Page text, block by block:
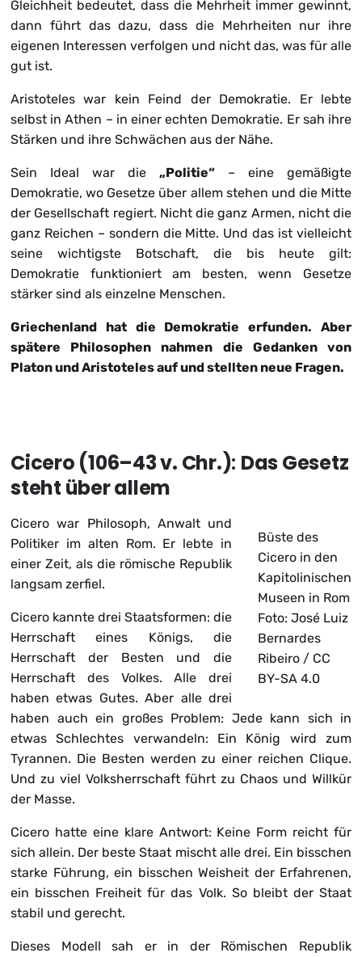
Gleichheit bedeutet, dass die Mehrheit immer gewinnt,
dann führt das dazu, dass die Mehrheiten nur ihre
eigenen Interessen verfolgen und nicht das, was für alle
gut ist.
Aristoteles war kein Feind der Demokratie. Er lebte
selbst in Athen – in einer echten Demokratie. Er sah ihre
Stärken und ihre Schwächen aus der Nähe.
Sein Ideal war die „Politie“ – eine gemäßigte
Demokratie, wo Gesetze über allem stehen und die Mitte
der Gesellschaft regiert. Nicht die ganz Armen, nicht die
ganz Reichen – sondern die Mitte. Und das ist vielleicht
seine wichtigste Botschaft, die bis heute gilt:
Demokratie funktioniert am besten, wenn Gesetze
stärker sind als einzelne Menschen.
Griechenland hat die Demokratie erfunden. Aber
spätere Philosophen nahmen die Gedanken von
Platon und Aristoteles auf und stellten neue Fragen.
Cicero (106–43 v. Chr.): Das Gesetz
steht über allem
Büste des
Cicero in den
Kapitolinischen
Museen in Rom
Foto: José Luiz
Bernardes
Ribeiro / CC
BY-SA 4.0
Cicero war Philosoph, Anwalt und
Politiker im alten Rom. Er lebte in
einer Zeit, als die römische Republik
langsam zerfiel.
Cicero kannte drei Staatsformen: die
Herrschaft eines Königs, die
Herrschaft der Besten und die
Herrschaft des Volkes. Alle drei
haben etwas Gutes. Aber alle drei
haben auch ein großes Problem: Jede kann sich in
etwas Schlechtes verwandeln: Ein König wird zum
Tyrannen. Die Besten werden zu einer reichen Clique.
Und zu viel Volksherrschaft führt zu Chaos und Willkür
der Masse.
Cicero hatte eine klare Antwort: Keine Form reicht für
sich allein. Der beste Staat mischt alle drei. Ein bisschen
starke Führung, ein bisschen Weisheit der Erfahrenen,
ein bisschen Freiheit für das Volk. So bleibt der Staat
stabil und gerecht.
Dieses Modell sah er in der Römischen Republik